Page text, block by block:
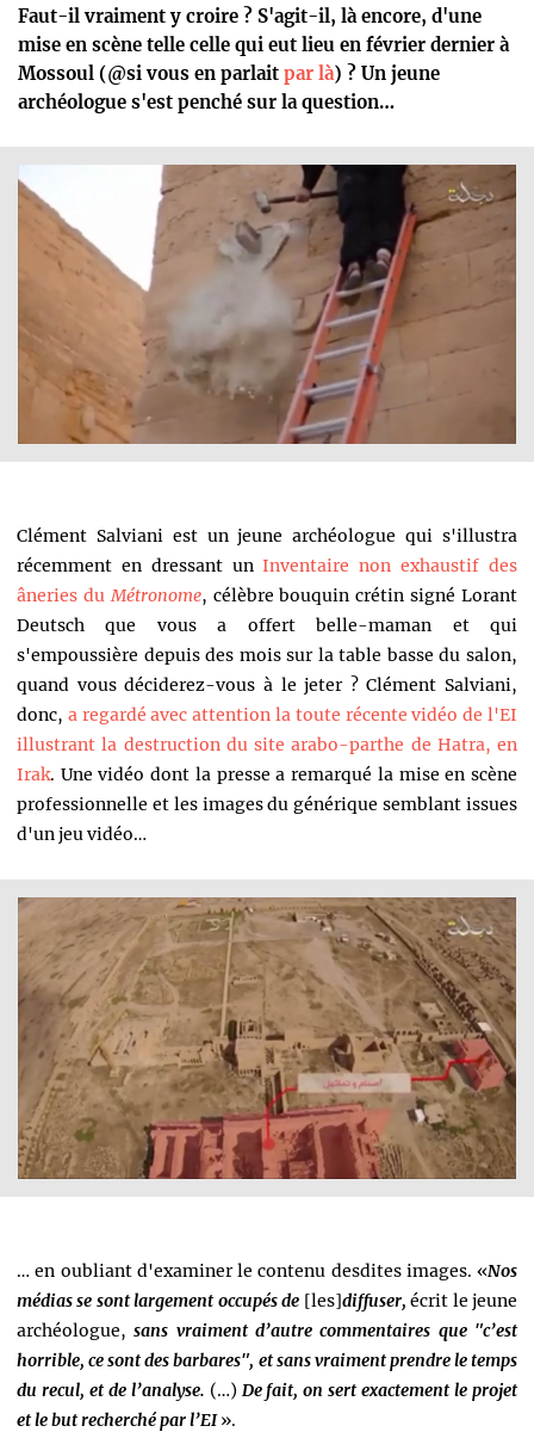
Faut-il vraiment y croire ? S'agit-il, là encore, d'une
mise en scène telle celle qui eut lieu en février dernier à
Mossoul (@si vous en parlait par là) ? Un jeune
archéologue s'est penché sur la question…
Clément Salviani est un jeune archéologue qui s'illustra
récemment en dressant unInventaire non exhaustif des
âneries duMétronome, célèbre bouquin crétin signé Lorant
Deutsch que vous a offert belle-maman et qui
s'empoussière depuis des mois sur la table basse du salon,
quand vous déciderez-vous à le jeter ? Clément Salviani,
donc, a regardé avec attention la toute récente vidéo de l'EI
illustrant la destruction du site arabo-parthe de Hatra, en
Irak. Une vidéo dont la presse a remarqué la mise en scène
professionnelle et les images du générique semblant issues
d'un jeu vidéo…
… en oubliant d'examiner le contenu desdites images. «Nos
médias se sont largement occupés de [les]diffuser, écrit le jeune
archéologue, sans vraiment d’autre commentaires que "c’est
horrible, ce sont des barbares", et sans vraiment prendre le temps
du recul, et de l’analyse. (…) De fait, on sert exactement le projet
et le but recherché par l’EI».